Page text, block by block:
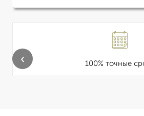
100% точные
‹